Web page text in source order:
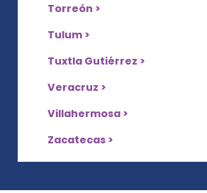
Torreón >
Tulum >
Tuxtla Gutiérrez >
Veracruz >
Villahermosa >
Zacatecas >